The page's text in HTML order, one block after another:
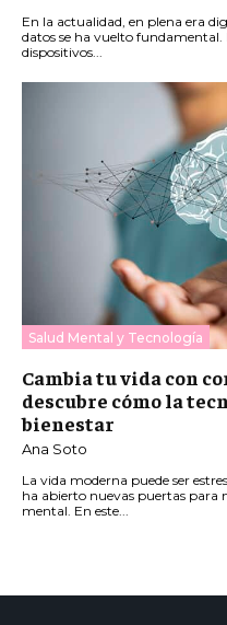
En la actualidad, en plena era
datos se ha vuelto fundamental.
dispositivos...
Salud Mental y Tecnología
Cambia tu vida con
descubre cómo la
bienestar
Ana Soto
La vida moderna puede ser
ha abierto nuevas puertas para
mental. En este...